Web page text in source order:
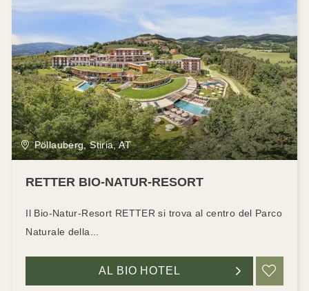
Pöllauberg, Stiria, AT
RETTER BIO-NATUR-RESORT
Il Bio-Natur-Resort RETTER si trova al centro del Parco
Naturale della...
AL BIO HOTEL